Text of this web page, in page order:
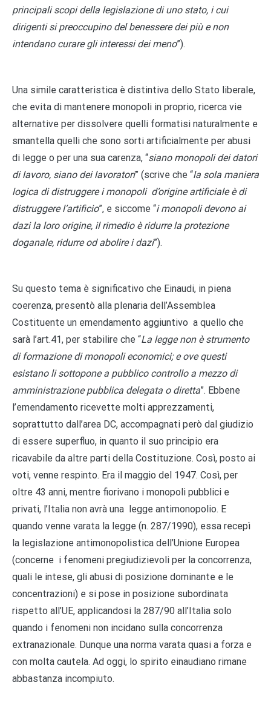
principali scopi della legislazione di uno stato, i cui
dirigenti si preoccupino del benessere dei più e non
intendano curare gli interessi dei meno”).
Una simile caratteristica è distintiva dello Stato liberale,
che evita di mantenere monopoli in proprio, ricerca vie
alternative per dissolvere quelli formatisi naturalmente e
smantella quelli che sono sorti artificialmente per abusi
di legge o per una sua carenza, “siano monopoli dei datori
di lavoro, siano dei lavoratori” (scrive che “la sola maniera
logica di distruggere i monopoli d’origine artificiale è di
distruggere l’artificio”, e siccome “i monopoli devono ai
dazi la loro origine, il rimedio è ridurre la protezione
doganale, ridurre od abolire i dazi”).
Su questo tema è significativo che Einaudi, in piena
coerenza, presentò alla plenaria dell’Assemblea
Costituente un emendamento aggiuntivo a quello che
sarà l’art.41, per stabilire che “La legge non è strumento
di formazione di monopoli economici; e ove questi
esistano li sottopone a pubblico controllo a mezzo di
amministrazione pubblica delegata o diretta”. Ebbene
l’emendamento ricevette molti apprezzamenti,
soprattutto dall’area DC, accompagnati però dal giudizio
di essere superfluo, in quanto il suo principio era
ricavabile da altre parti della Costituzione. Così, posto ai
voti, venne respinto. Era il maggio del 1947. Così, per
oltre 43 anni, mentre fiorivano i monopoli pubblici e
privati, l’Italia non avrà una legge antimonopolio. E
quando venne varata la legge (n. 287/1990), essa recepì
la legislazione antimonopolistica dell’Unione Europea
(concerne i fenomeni pregiudizievoli per la concorrenza,
quali le intese, gli abusi di posizione dominante e le
concentrazioni) e si pose in posizione subordinata
rispetto all’UE, applicandosi la 287/90 all’Italia solo
quando i fenomeni non incidano sulla concorrenza
extranazionale. Dunque una norma varata quasi a forza e
con molta cautela. Ad oggi, lo spirito einaudiano rimane
abbastanza incompiuto.